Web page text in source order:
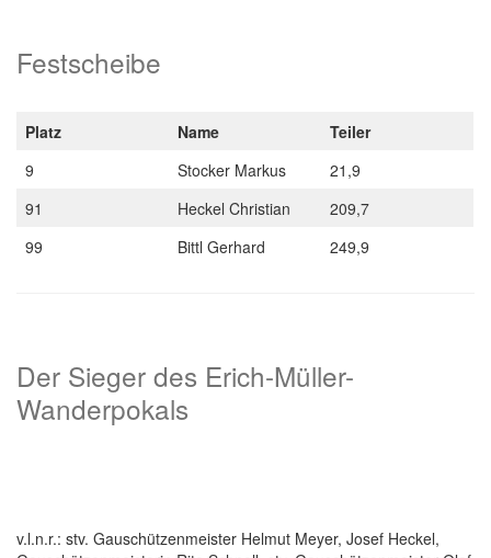
Festscheibe
Platz Name
Teiler
9
Stocker Markus
21,9
91
Heckel Christian
209,7
99
Bittl Gerhard 249,9
Der Sieger des Erich-Müller-
Wanderpokals
v.l.n.r.: stv. Gauschützenmeister Helmut Meyer, Josef Heckel,